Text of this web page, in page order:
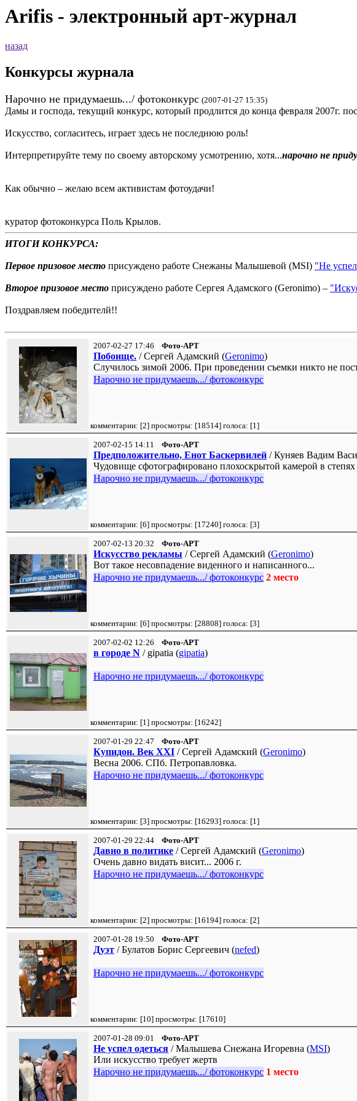
Arifis - электронный арт-журнал
назад
Конкурсы журнала
Нарочно не придумаешь.../ фотоконкурс (2007-01-27 15:35)
Дамы и господа, текущий конкурс, который продлится до конца февраля 2007г.
Искусство, согласитесь, играет здесь не последнюю роль!
Интерпретируйте тему по своему авторскому усмотрению, хотя...нарочно не
Как обычно – желаю всем активистам фотоудачи!
куратор фотоконкурса Поль Крылов.
ИТОГИ КОНКУРСА:
Первое призовое место присуждено работе Снежаны Малышевой (MSI) "Не успел
Второе призовое место присуждено работе Сергея Адамского (Geronimo) –
Поздравляем победителй!!
2007-02-27 17:46 Фото-АРТ
Побоище. / Сергей Адамский (Geronimo)
Случилось зимой 2006. При проведении съемки никто не
Нарочно не придумаешь.../ фотоконкурс
комментарии: [2] просмотры: [18514] голоса: [1]
2007-02-15 14:11 Фото-АРТ
Предположительно, Енот Баскервилей / Куняев Вадим
Чудовище сфотографировано плохоскрытой камерой в
Нарочно не придумаешь.../ фотоконкурс
комментарии: [6] просмотры: [17240] голоса: [3]
2007-02-13 20:32 Фото-АРТ
Искусство рекламы / Сергей Адамский (Geronimo)
Вот такое несовпадение виденного и написанного...
Нарочно не придумаешь.../ фотоконкурс 2 место
комментарии: [6] просмотры: [28808] голоса: [3]
2007-02-02 12:26 Фото-АРТ
в городе N / gipatia (gipatia)
Нарочно не придумаешь.../ фотоконкурс
комментарии: [1] просмотры: [16242]
2007-01-29 22:47 Фото-АРТ
Купидон. Век XXI / Сергей Адамский (Geronimo)
Весна 2006. СПб. Петропавловка.
Нарочно не придумаешь.../ фотоконкурс
комментарии: [3] просмотры: [16293] голоса: [1]
2007-01-29 22:44 Фото-АРТ
Давно в политике / Сергей Адамский (Geronimo)
Очень давно видать висит... 2006 г.
Нарочно не придумаешь.../ фотоконкурс
комментарии: [2] просмотры: [16194] голоса: [2]
2007-01-28 19:50 Фото-АРТ
Дуэт / Булатов Борис Сергеевич (nefed)
Нарочно не придумаешь.../ фотоконкурс
комментарии: [10] просмотры: [17610]
2007-01-28 09:01 Фото-АРТ
Не успел одеться / Малышева Снежана Игоревна (MSI)
Или искусство требует жертв
Нарочно не придумаешь.../ фотоконкурс 1 место